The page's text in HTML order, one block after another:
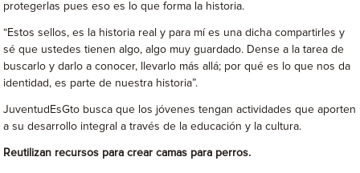
protegerlas pues eso es lo que forma la historia.
“Estos sellos, es la historia real y para mí es una dicha compartirles y
sé que ustedes tienen algo, algo muy guardado. Dense a la tarea de
buscarlo y darlo a conocer, llevarlo más allá; por qué es lo que nos da
identidad, es parte de nuestra historia”.
JuventudEsGto busca que los jóvenes tengan actividades que aporten
a su desarrollo integral a través de la educación y la cultura.
Reutilizan recursos para crear camas para perros.